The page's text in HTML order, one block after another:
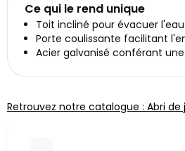
Ce qui le rend unique
Toit incliné pour évacuer
Porte coulissante facilitant
Acier galvanisé conférant
Retrouvez notre catalogue : Abri de